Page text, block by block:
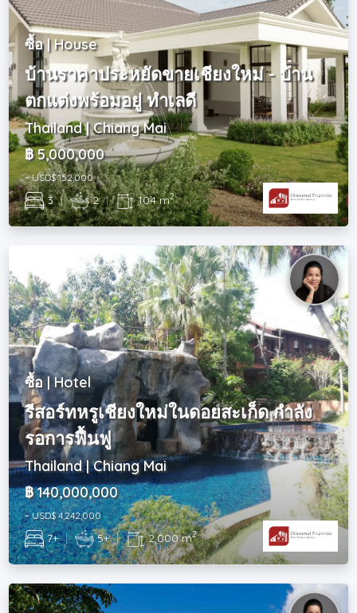
ซื้อ | House
บ้านราคาประหยัดขายเชียงใหม่ - บ้าน
ตกแต่งพร้อมอยู่ ทำเลดี
Thailand | Chiang Mai
฿ 5,000,000
~ USD$ 152,000
3 | 2 | 104 m2
ซื้อ | Hotel
รีสอร์ทหรูเชียงใหม่ในดอยสะเก็ด กำลัง
รอการฟื้นฟู
Thailand | Chiang Mai
฿ 140,000,000
~ USD$ 4,242,000
7+ | 5+ | 2,000 m2